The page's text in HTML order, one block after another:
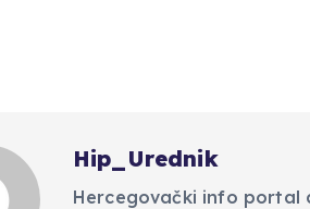
Hip_Urednik
Hercegovački info portal